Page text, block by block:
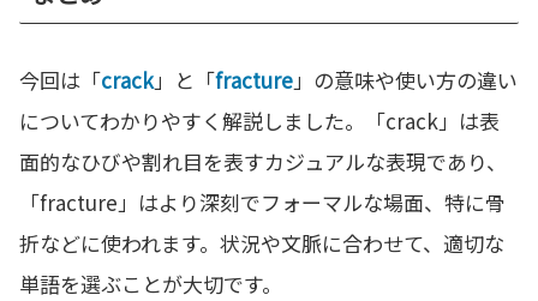
今回は「crack」と「fracture」の意味や使い方の違い
についてわかりやすく解説しました。「crack」は表
面的なひびや割れ目を表すカジュアルな表現であり、
「fracture」はより深刻でフォーマルな場面、特に骨
折などに使われます。状況や文脈に合わせて、適切な
単語を選ぶことが大切です。